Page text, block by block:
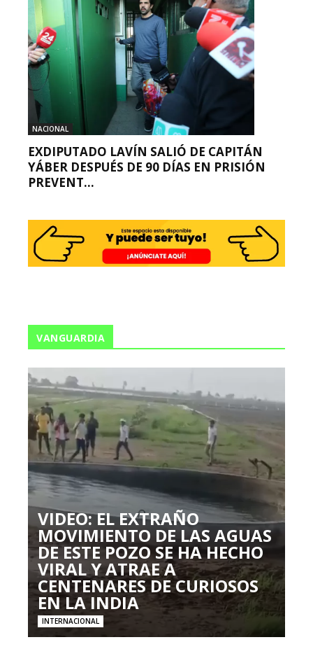
NACIONAL
EXDIPUTADO LAVÍN SALIÓ DE CAPITÁN
YÁBER DESPUÉS DE 90 DÍAS EN PRISIÓN
PREVENT...
VANGUARDIA
VIDEO: EL EXTRAÑO
MOVIMIENTO DE LAS AGUAS
DE ESTE POZO SE HA HECHO
VIRAL Y ATRAE A
CENTENARES DE CURIOSOS
EN LA INDIA
INTERNACIONAL